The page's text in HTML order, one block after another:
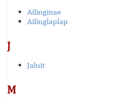
Ailinginae
Ailinglaplap
J
Jaluit
M